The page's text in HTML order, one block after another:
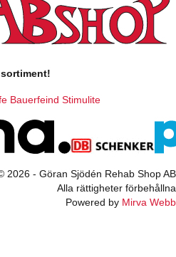
Bauerfeind Stimulite
2026 - Göran Sjödén Rehab Shop AB
Alla rättigheter förbehållna
Powered by Mirva Webb